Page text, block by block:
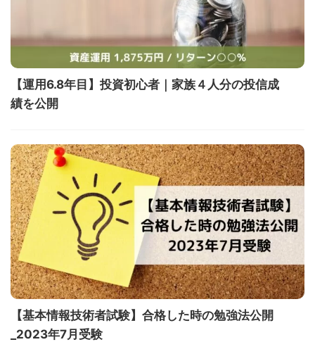
【運用6.8年目】投資初心者｜家族４人分の投信成
績を公開
【基本情報技術者試験】合格した時の勉強法公開
_2023年7月受験